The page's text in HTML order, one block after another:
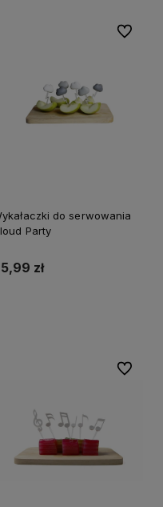
do serwowania
Party
zł
Do
Do